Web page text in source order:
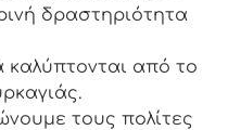
δραστηριότητα
καλύπτονται από το
τους πολίτες